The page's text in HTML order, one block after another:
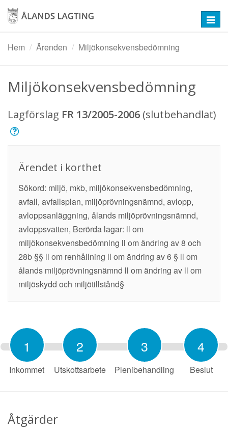
Hoppa
huvudinnehåll
Hem
Ärenden Miljökonsekvensbedömning
Miljökonsekvensbedömning
Lagförslag FR 13/2005-2006 (slutbehandlat)
Ärendet i korthet
Sökord: miljö, mkb, miljökonsekvensbedömning,
avfall, avfallsplan, miljöprövningsnämnd, avlopp,
avloppsanläggning, ålands miljöprövningsnämnd,
avloppsvatten, Berörda lagar: ll om
miljökonsekvensbedömning ll om ändring av 8 och
28b §§ ll om renhållning ll om ändring av 6 § ll om
ålands miljöprövningsnämnd ll om ändring av ll om
miljöskydd och miljötillstånd§
1
Inkommet
2
Utskottsarbete
3
Plenibehandling
4
Beslut
Åtgärder